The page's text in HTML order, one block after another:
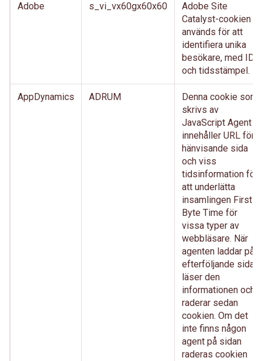
Adobe s_vi_vx60gx60x60
Adobe Site
Catalyst-cookien
används för att
identifiera unika
besökare, med ID
och tidsstämpel.
AppDynamics ADRUM
Denna cookie som
skrivs av
JavaScript Agent
innehåller URL för
hänvisande sida
och viss
tidsinformation för
att underlätta
insamlingen First
Byte Time för
vissa typer av
webbläsare. När
agenten laddar på
efterföljande sida
läser den
informationen och
raderar sedan
cookien. Om det
inte finns någon
agent på sidan
raderas cookien